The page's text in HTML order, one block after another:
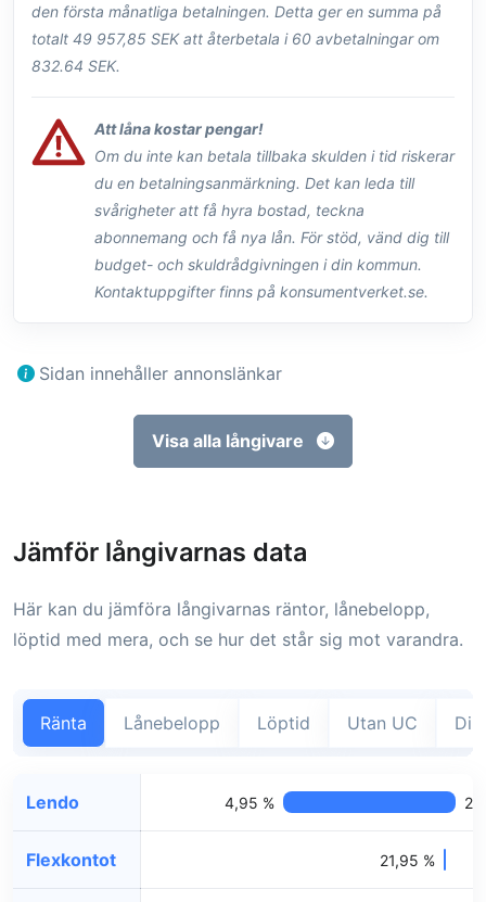
den första månatliga betalningen. Detta ger en summa på
totalt 49 957,85 SEK att återbetala i 60 avbetalningar om
832.64 SEK.
Att låna kostar pengar!
Om du inte kan betala tillbaka skulden i tid riskerar
du en betalningsanmärkning. Det kan leda till
svårigheter att få hyra bostad, teckna
abonnemang och få nya lån. För stöd, vänd dig till
budget- och skuldrådgivningen i din kommun.
Kontaktuppgifter finns på konsumentverket.se.
Sidan innehåller annonslänkar
Visa alla långivare
Jämför långivarnas data
Här kan du jämföra långivarnas räntor, lånebelopp,
löptid med mera, och se hur det står sig mot varandra.
Ränta Lånebelopp Löptid Utan UC
Lendo 4,95 %
Flexkontot 21,95 %